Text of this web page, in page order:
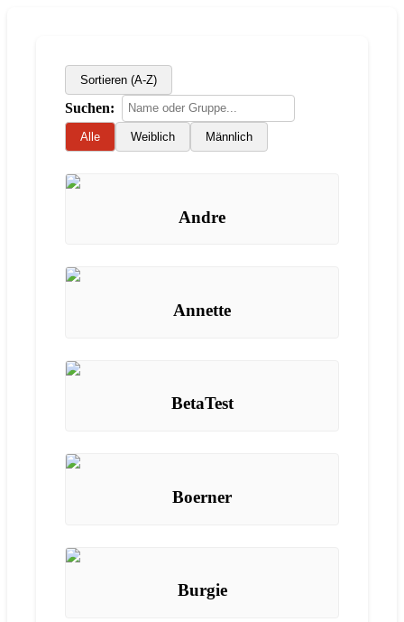
Sortieren (A-Z)
Suchen:
Alle Weiblich Männlich
Andre
Annette
BetaTest
Boerner
Burgie